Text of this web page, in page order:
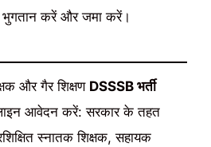
करें और जमा करें।
और गैर शिक्षण DSSSB भर्ती
आवेदन करें: सरकार के तहत
स्नातक शिक्षक, सहायक